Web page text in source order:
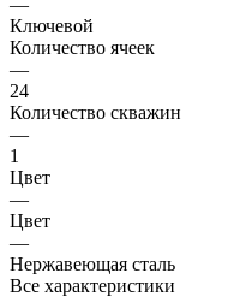
Ключевой
Количество ячеек
—
24
Количество скважин
—
1
Цвет
—
Цвет
—
Нержавеющая сталь
Все характеристики